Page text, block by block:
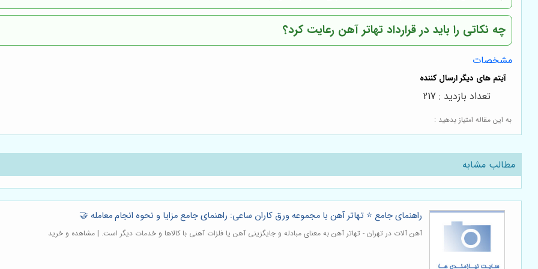
چه نکاتی را باید در قرارداد تهاتر آهن رعایت کرد؟
مشخصات
به این مقاله امتیاز بدهید :
تعداد بازدید : 217
مطالب مشابه
راهنمای جامع ⭐️ تهاتر آهن با مجموعه ورق کاران ساعی: راهنمای جامع مزایا و نحوه انجام معامله 🤝
آهن آلات در تهران - تهاتر آهن به معنای مبادله و جایگزینی آهن یا فلزات آهنی با کالاها و خدمات دیگر است. | مشاهده و خرید